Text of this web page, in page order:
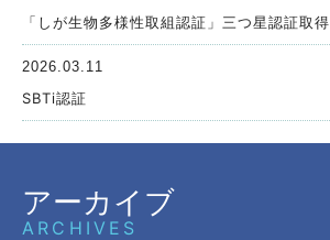
「しが生物多様性取組認証」三つ星認証取得
2026.03.11
SBTi認証
アーカイブ
ARCHIVES